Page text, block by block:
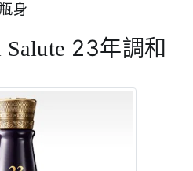
身
Salute 23年調和